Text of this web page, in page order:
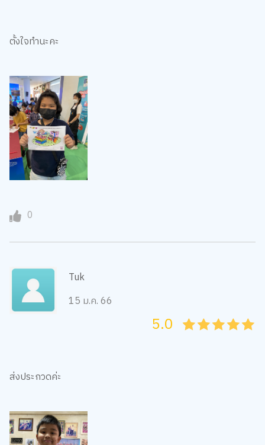
ตั้งใจทำนะคะ
0
Tuk
15 ม.ค. 66
45
4
35
3
25
2
15
1
05
5.0
ส่งประกวดค่ะ